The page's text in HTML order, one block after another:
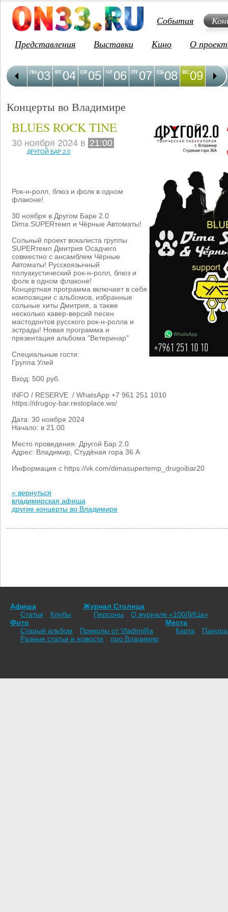
События
Представления
Выставки Кино О
03
ПН 04
ВТ 05
СР 06
ЧТ 07
ПТ 08
СБ 09
ВС 10
ПН
Концерты во Владимире
BLUES ROCK TINE
30 ноября 2024 в 21:00
ДРУГОЙ БАР 2.0
Рок-н-ролл, блюз и фолк в одном
флаконе!
30 ноября в Другом Баре 2.0
Dima SUPERтемп и Чёрные Автоматы!
Сольный проект вокалиста группы
SUPERтемп Дмитрия Осадчего
совместно с ансамблем Чёрные
Автоматы! Русскоязычный
полуакустический рок-н-ролл, блюз и
фолк в одном флаконе!
Концертная программа включает в себя
композиции с альбомов, избранные
сольные хиты Дмитрия, а также
несколько кавер-версий песен
мастодонтов русского рок-н-ролла и
эстрады! Новая программа и
презентация альбома "Ветеринар"
Специальные гости:
Группа Улей
Вход: 500 руб.
INFO / RESERVE / WhatsApp +7 961 251 1010
https://drugoy-bar.restoplace.ws/
Дата: 30 ноября 2024
Начало: в 21.00
Место проведения: Другой Бар 2.0
Адрес: Владимир, Студёная гора 36 А
Информация с https://vk.com/dimasupertemp_drugoibar20
« вернуться
владимирская афиша
другие концерты во Владимире
Афиша
Статьи
Клубы
Журнал Столица
Персоны
О журнале «100ЛИЦа»
Фото
Старый альбом
Приколы от VladimiRа
Места
Карта
Разные статьи и новости
про Владимир